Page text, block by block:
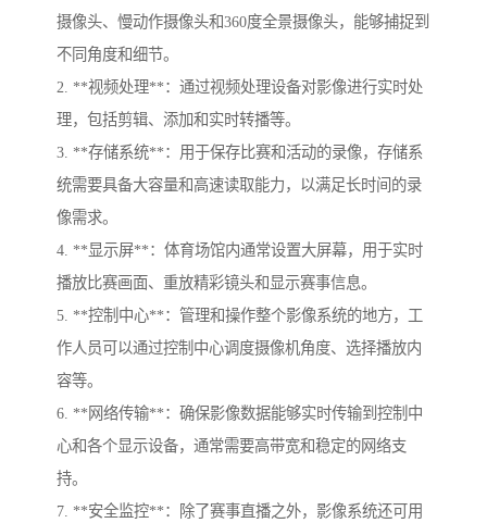
摄像头、慢动作摄像头和360度全景摄像头，能够捕捉到
不同角度和细节。
2. **视频处理**：通过视频处理设备对影像进行实时处
理，包括剪辑、添加和实时转播等。
3. **存储系统**：用于保存比赛和活动的录像，存储系
统需要具备大容量和高速读取能力，以满足长时间的录
像需求。
4. **显示屏**：体育场馆内通常设置大屏幕，用于实时
播放比赛画面、重放精彩镜头和显示赛事信息。
5. **控制中心**：管理和操作整个影像系统的地方，工
作人员可以通过控制中心调度摄像机角度、选择播放内
容等。
6. **网络传输**：确保影像数据能够实时传输到控制中
心和各个显示设备，通常需要高带宽和稳定的网络支
持。
7. **安全监控**：除了赛事直播之外，影像系统还可用